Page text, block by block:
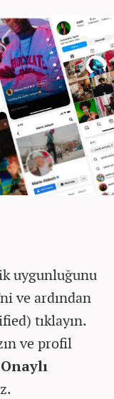
uygunluğunu
ve ardından
tıklayın.
ve profil